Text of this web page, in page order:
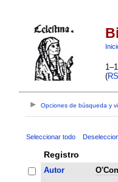
(
Opciones de búsqueda y
Seleccionar todo
Registro
Autor